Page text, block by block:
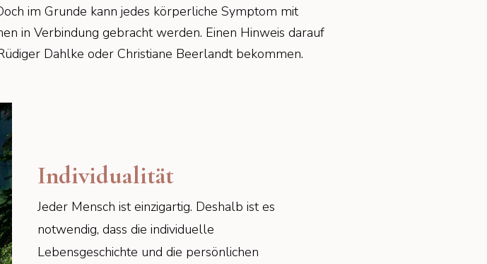
im Grunde kann jedes körperliche Symptom mit
in Verbindung gebracht werden. Einen Hinweis darauf
Dahlke oder Christiane Beerlandt bekommen.
Individualität
Jeder Mensch ist einzigartig. Deshalb ist es
notwendig, dass die individuelle
Lebensgeschichte und die persönlichen